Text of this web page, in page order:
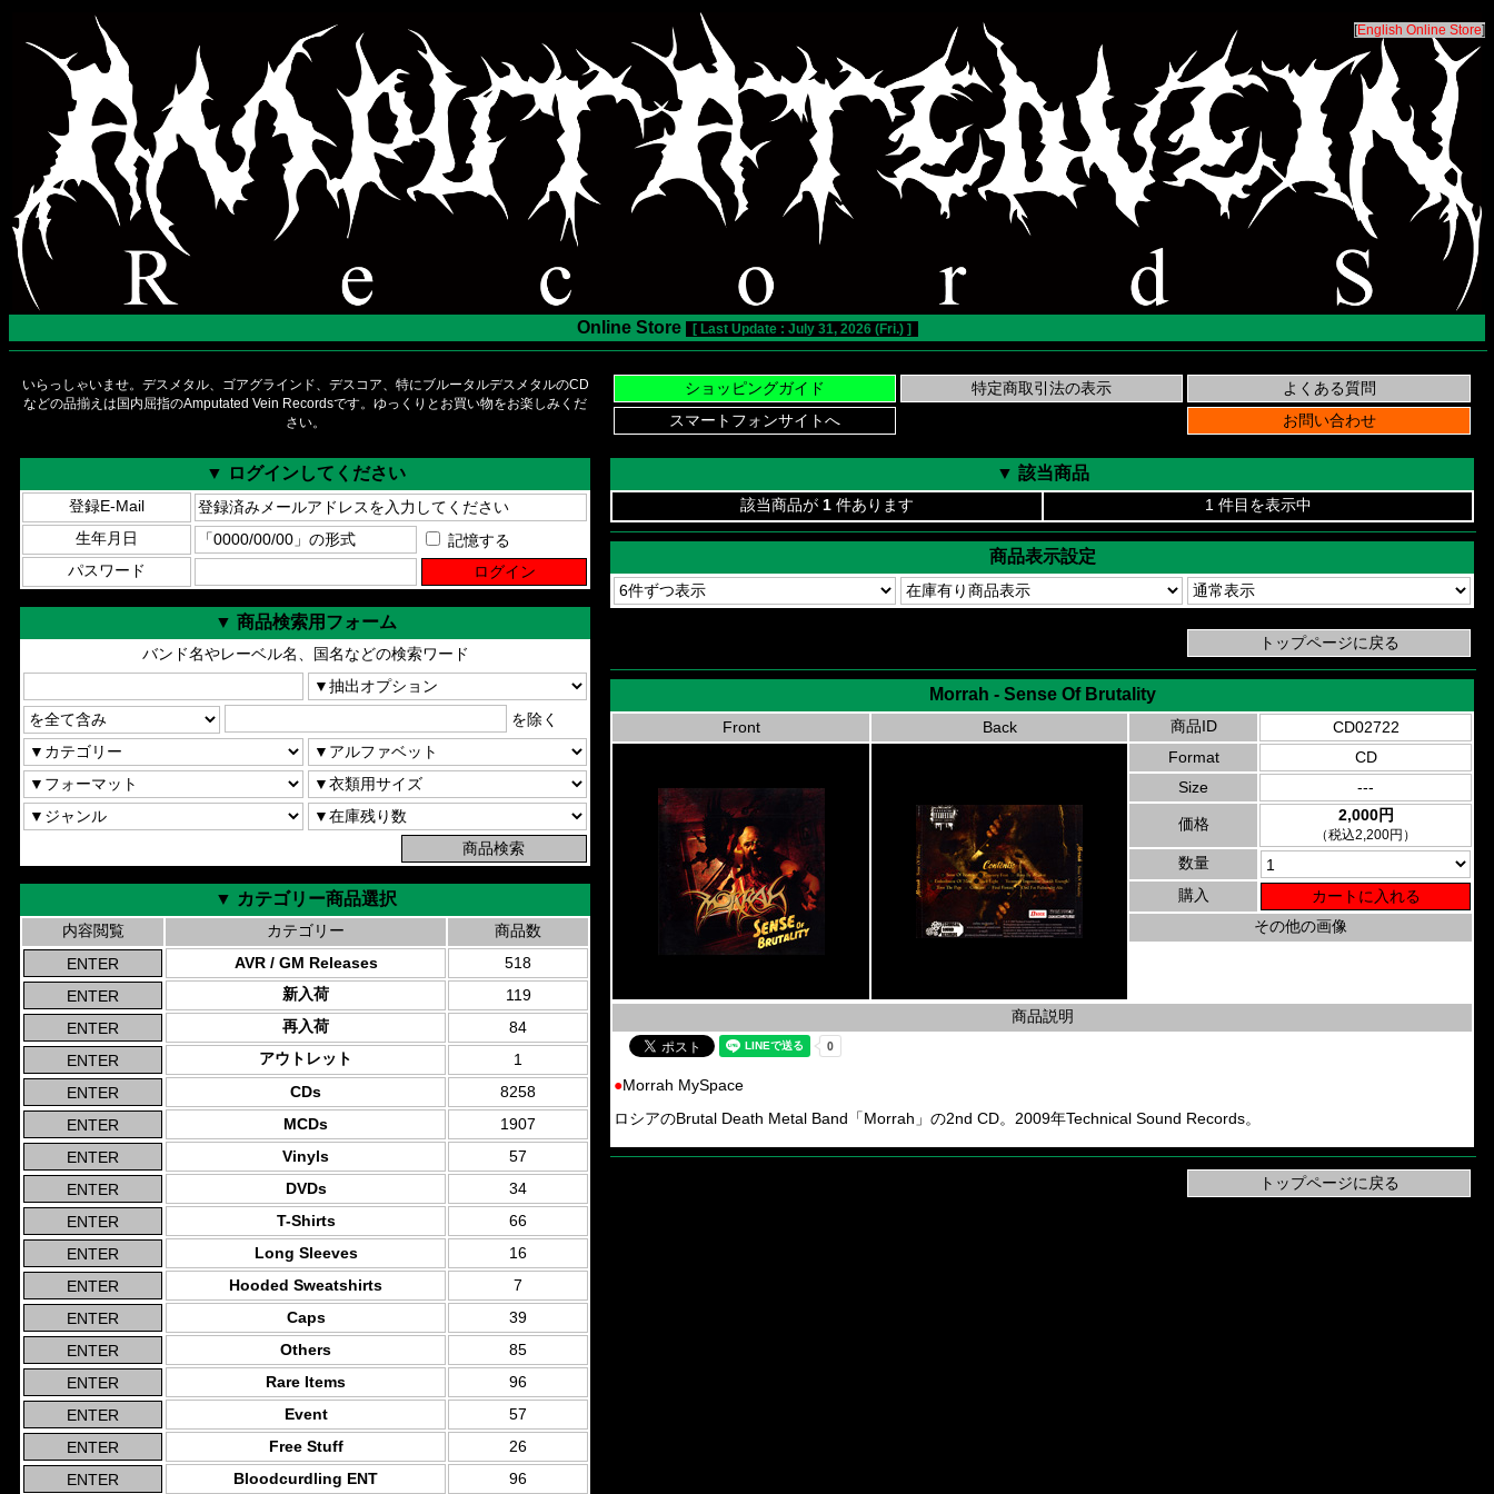
[English Online Store]
Online Store [ Last Update : July 31, 2026 (Fri.) ]
いらっしゃいませ。デスメタル、ゴアグラインド、デスコア、特にブルータルデスメタルのCD
などの品揃えは国内屈指のAmputated Vein Recordsです。ゆっくりとお買い物をお楽しみくだ
さい。
▼ ログインしてください
登録E-Mail
生年月日
記憶する
パスワード
▼ 商品検索用フォーム
バンド名やレーベル名、国名などの検索ワード
を除く
▼ カテゴリー商品選択
内容閲覧 カテゴリー
商品数
AVR / GM Releases
518
新入荷
119
再入荷
84
アウトレット
1
CDs
8258
MCDs
1907
Vinyls
57
DVDs
34
T-Shirts
66
Long Sleeves
16
Hooded Sweatshirts
7
Caps
39
Others
85
Rare Items
96
Event
57
Free Stuff
26
Bloodcurdling ENT
96
▼ 該当商品
該当商品が 1 件あります 1 件目を表示中
商品表示設定
Morrah - Sense Of Brutality
Front Back 商品ID
CD02722
Format
CD
Size
---
価格 2,000円
（税込2,200円）
数量
購入
その他の画像
商品説明
●Morrah MySpace
ロシアのBrutal Death Metal Band「Morrah」の2nd CD。2009年Technical Sound Records。